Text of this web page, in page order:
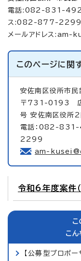
電話:082-831-
ス:082-877-2299
メールアドレス: am-
このページに関
安佐南区役所市
〒731-0193 広
号 安佐南区役所2
電話：082-
2299
am-
令和6年度案件
こ
こ
【公募型プロポ